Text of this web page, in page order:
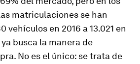
matriculaciones se han
vehículos en 2016 a 13.021 en
ya busca la manera de
No es el único: se trata de